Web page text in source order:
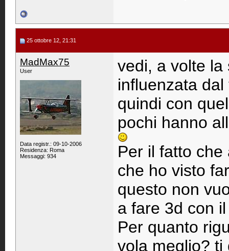
25 ottobre 12, 21:31
MadMax75
User
Data registr.: 09-10-2006
Residenza: Roma
Messaggi: 934
vedi, a volte la
influenzata
quindi con
pochi hanno
Per il fatto
che ho visto
questo non
a fare 3d con
Per quanto
vola meglio? ti